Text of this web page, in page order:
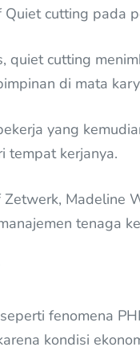
cutting pada
quiet cutting
di mata
yang
tempat kerjanya.
Madeline
tenaga
fenomena
kondisi